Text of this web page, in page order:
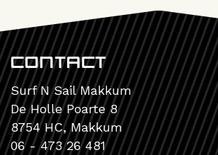
Contact
Surf N Sail Makkum
De Holle Poarte 8
8754 HC, Makkum
06 - 473 26 481